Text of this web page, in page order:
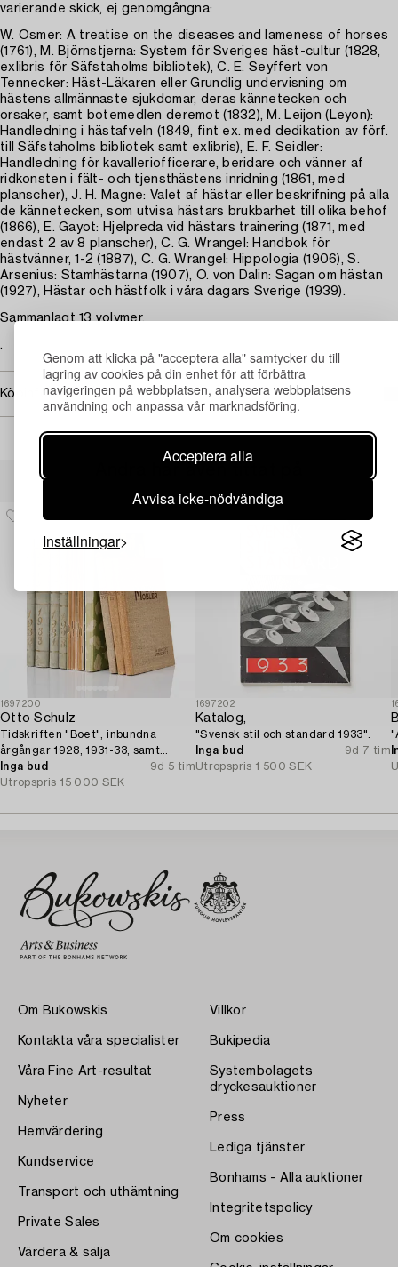
Genom att klicka på "acceptera alla" samtycker du till
lagring av cookies på din enhet för att förbättra
navigeringen på webbplatsen, analysera webbplatsens
användning och anpassa vår marknadsföring.
Acceptera alla
Avvisa icke-nödvändiga
Inställningar
varierande skick, ej genomgångna:
W. Osmer: A treatise on the diseases and lameness of horses
(1761), M. Björnstjerna: System för Sveriges häst-cultur (1828,
exlibris för Säfstaholms bibliotek), C. E. Seyffert von
Tennecker: Häst-Läkaren eller Grundlig undervisning om
hästens allmännaste sjukdomar, deras kännetecken och
orsaker, samt botemedlen deremot (1832), M. Leijon (Leyon):
Handledning i hästafveln (1849, fint ex. med dedikation av förf.
till Säfstaholms bibliotek samt exlibris), E. F. Seidler:
Handledning för kavalleriofficerare, beridare och vänner af
ridkonsten i fält- och tjensthästens inridning (1861, med
planscher), J. H. Magne: Valet af hästar eller beskrifning på alla
de kännetecken, som utvisa hästars brukbarhet till olika behof
(1866), E. Gayot: Hjelpreda vid hästars trainering (1871, med
endast 2 av 8 planscher), C. G. Wrangel: Handbok för
hästvänner, 1-2 (1887), C. G. Wrangel: Hippologia (1906), S.
Arsenius: Stamhästarna (1907), O. von Dalin: Sagan om hästan
(1927), Hästar och hästfolk i våra dagars Sverige (1939).
Sammanlagt 13 volymer.
.
Köpinformation
1697200
Otto Schulz
Tidskriften "Boet", inbundna
årgångar 1928, 1931-33, samt
lösnummer + tre "Nya Möbler" och
jubileumspublikation 1945.
Inga bud
9d 5 tim
Utropspris 15 000 SEK
1697202
Katalog,
"Svensk stil och standard 1933".
Inga bud
9d 7 tim
Utropspris 1 500 SEK
Om Bukowskis
Kontakta våra specialister
Våra Fine Art-resultat
Nyheter
Hemvärdering
Kundservice
Transport och uthämtning
Private Sales
Värdera & sälja
Villkor
Bukipedia
Systembolagets
dryckesauktioner
Press
Lediga tjänster
Bonhams - Alla auktioner
Integritetspolicy
Om cookies